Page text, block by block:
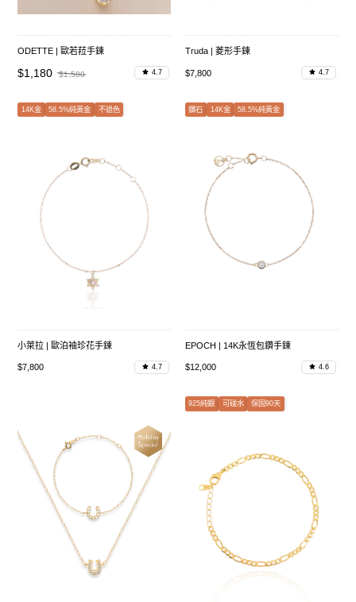
ODETTE | 歐若菈手鍊
$1,180 $1,580 4.7
Truda | 菱形手鍊
$7,800 4.7
14K金 58.5%純黃金 不退色
小萊拉 | 歐泊袖珍花手鍊
$7,800 4.7
鑽石 14K金 58.5%純黃金
EPOCH | 14K永恆包鑽手鍊
$12,000 4.6
925純銀 可碰水 保固90天